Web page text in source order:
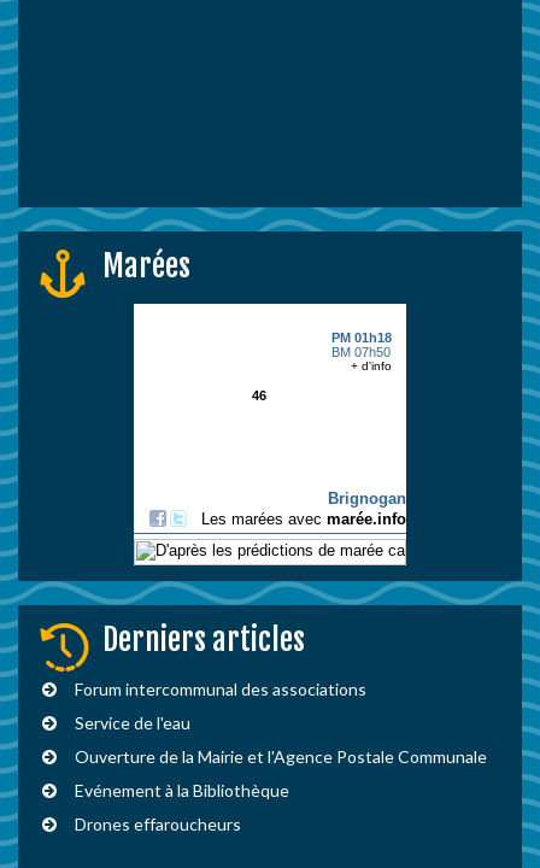
Marées
Derniers articles
Forum intercommunal des associations
Service de l'eau
Ouverture de la Mairie et l'Agence Postale Communale
Evénement à la Bibliothèque
Drones effaroucheurs